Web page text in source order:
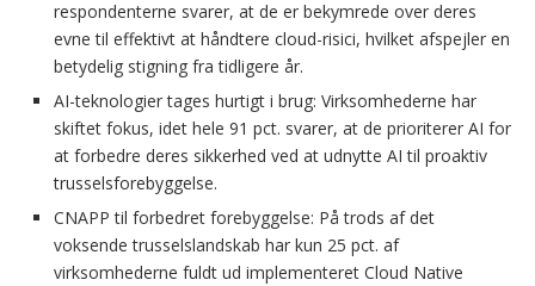
respondenterne svarer, at de er bekymrede over deres
evne til effektivt at håndtere cloud-risici, hvilket afspejler en
betydelig stigning fra tidligere år.
AI-teknologier tages hurtigt i brug: Virksomhederne har
skiftet fokus, idet hele 91 pct. svarer, at de prioriterer AI for
at forbedre deres sikkerhed ved at udnytte AI til proaktiv
trusselsforebyggelse.
CNAPP til forbedret forebyggelse: På trods af det
voksende trusselslandskab har kun 25 pct. af
virksomhederne fuldt ud implementeret Cloud Native